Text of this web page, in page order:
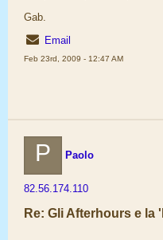
Gab.
Email
Feb 23rd, 2009 - 12:47 AM
P Paolo
82.56.174.110
Re: Gli Afterhours e